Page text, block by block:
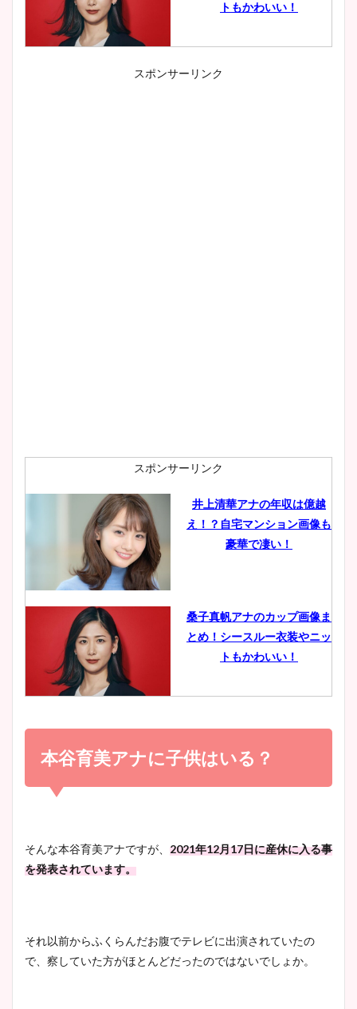
トもかわいい！
小室瑛莉子のカップ画像まと
肉も凄い！
鈴木唯の太ってた時の体重が
ヤバすぎww原因や痩せたダ
豊島実季アナのカップ画像ま
とめ！美脚や水着姿に年齢も
宇賀神メグアナのニット画像
スポンサーリンク
スポンサーリンク
井上清華アナの年収は億越
え！？自宅マンション画像も
豪華で凄い！
桑子真帆アナのカップ画像ま
とめ！シースルー衣装やニッ
トもかわいい！
小室瑛莉子のカップ画像まと
め！足が美脚でニット衣装も
かわいい！
清水麻椰アナのかわいい画
大家彩香アナのかわいいカッ
本谷育美アナに子供はいる？
そんな本谷育美アナですが、 2021年12月17日に産休に入る事
を発表されています。
それ以前からふくらんだお腹でテレビに出演されていたの
で、察していた方がほとんどだったのではないでしょか。